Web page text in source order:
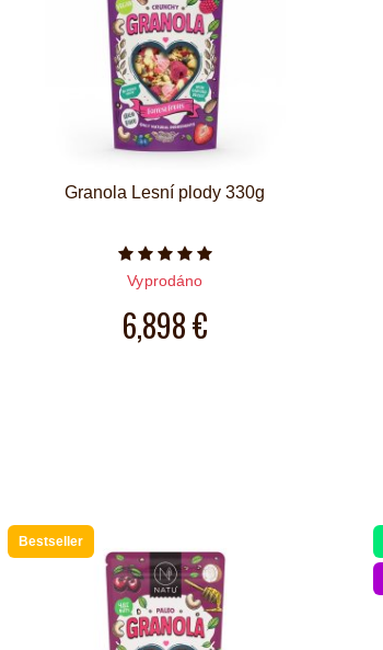
Granola Lesní plody 330g
Počet hvězdiček je 5 z 5
Vyprodáno
6,898 €
Bestseller